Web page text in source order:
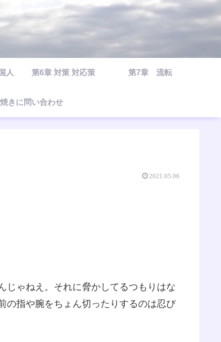
人 第6章 対策 対応策 第7章 流転
きに問い合わせ
2021.05.06
じゃねえ。それに脅かしてるつもりはな
の指や腕をちょん切ったりするのは忍び